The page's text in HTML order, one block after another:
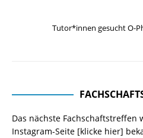
Tutor*innen gesucht O-
Das nächste
Instagram-Seite [klicke hier]